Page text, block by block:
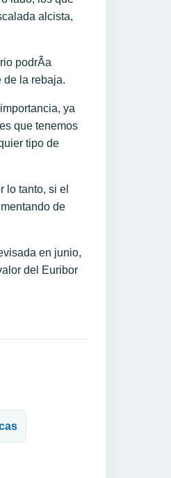
alcista,
podrÃ­a
de la rebaja.
ya
que tenemos
tipo de
lo tanto, si el
de
en junio,
del Euribor